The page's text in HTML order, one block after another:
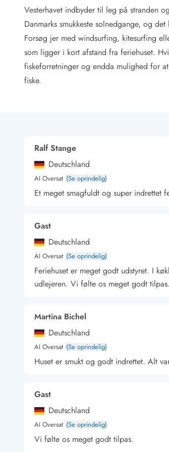
Rav - find det selv langs Vesterhavet
Indendørs legelande
Zoologiske haver og dyreparker
Sportsaktiviteter
Lystfiskeri på Vestkysten
Bowling
Minigolf i Vestjylland
Vandring langs Vestkysten
Vandski for hele familien
Sejlads langs Vestkysten
Kulturaktiviteter
Kunstmuseer
Kunsthåndværk og gallerier
Kulinariske oplevelser
Sandskulpturfestival
Hold jul i sommerhuset
Vikingetiden i Danmark
Kontakt BjerregårdKontakt Søndervig
Kontakt, åbningstider og døgnvagt
Feriehusudlejning siden 1965
Nyhedsbrev
Sponsorater - Esmark støtter
Lejebetingelser
Persondata- og cookiepolitik
Vesterhavet indbyder til leg på stranden
Danmarks smukkeste solnedgange, og
Forsøg jer med windsurfing, kitesurfing
som ligger i kort afstand fra feriehuset.
fiskeforretninger og endda mulighed for
fiske.
Ralf Stange
Deutschland
AI Oversat (Se oprindelig)
Et meget smagfuldt og super indrettet
Gast
Deutschland
AI Oversat (Se oprindelig)
Feriehuset er meget godt udstyret. I
udlejeren. Vi følte os meget godt tilpas.
Martina Bichel
Deutschland
AI Oversat (Se oprindelig)
Huset er smukt og godt indrettet. Alt
Gast
Deutschland
AI Oversat (Se oprindelig)
Vi følte os meget godt tilpas.